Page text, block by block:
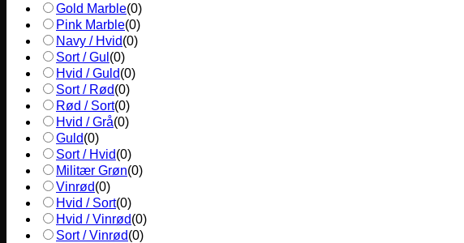
Gold Marble(0)
Pink Marble(0)
Navy / Hvid(0)
Sort / Gul (0)
Hvid / Guld(0)
Sort / Rød(0)
Rød / Sort(0)
Hvid / Grå(0)
Guld(0)
Sort / Hvid(0)
Militær Grøn(0)
Vinrød(0)
Hvid / Sort(0)
Hvid / Vinrød(0)
Sort / Vinrød(0)